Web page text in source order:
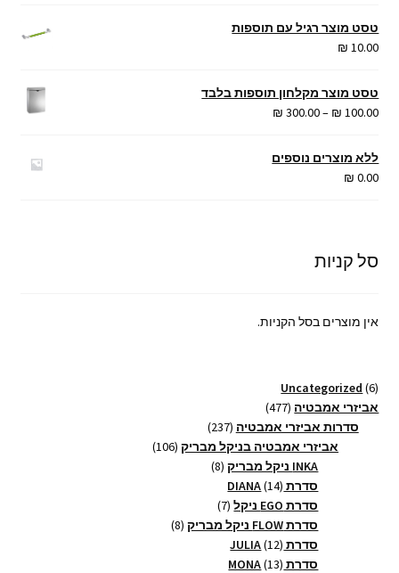
טסט מוצר רגיל עם תוספות
₪ 10.00
טסט מוצר מקלחון תוספות בלבד
₪ 100.00
–
₪ 300.00
טווח
ללא מוצרים נוספים
₪ 0.00
סל קניות
אין מוצרים בסל הקניות.
Uncategorized 6
6
מוצרים
אביזרי אמבטיה 477
477
מוצרים
סדרות אביזרי אמבטיה 237
237
מוצרים
אביזרי אמבטיה בניקל מבריק 106
106
INKA ניקל מבריק 8
8
סדרת DIANA 14
14
מוצרים סדרת EGO ניקל 7
7
מוצרים
סדרת FLOW ניקל מבריק 8
8
סדרת JULIA 12
12
מוצרים סדרת MONA 13
13